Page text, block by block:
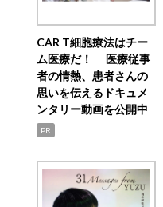
CAR T細胞療法はチー
ム医療だ！ 医療従事
者の情熱、患者さんの
思いを伝えるドキュメ
ンタリー動画を公開中
PR